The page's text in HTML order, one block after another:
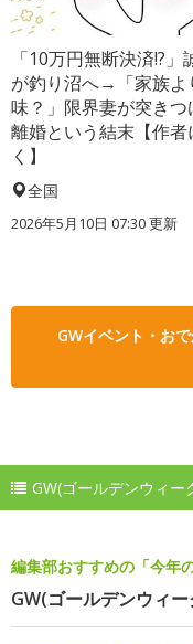
「10万円無断決済!?」
が釣り沼へ→「家族よ
味？」限界妻が突きつ
離婚という結末【作者
く】
全国
2026年5月10日 07:30 更新
GWイベント・お
GW(ゴールデンウィ
編集部おすすめの「今年
GW(ゴールデンウィ